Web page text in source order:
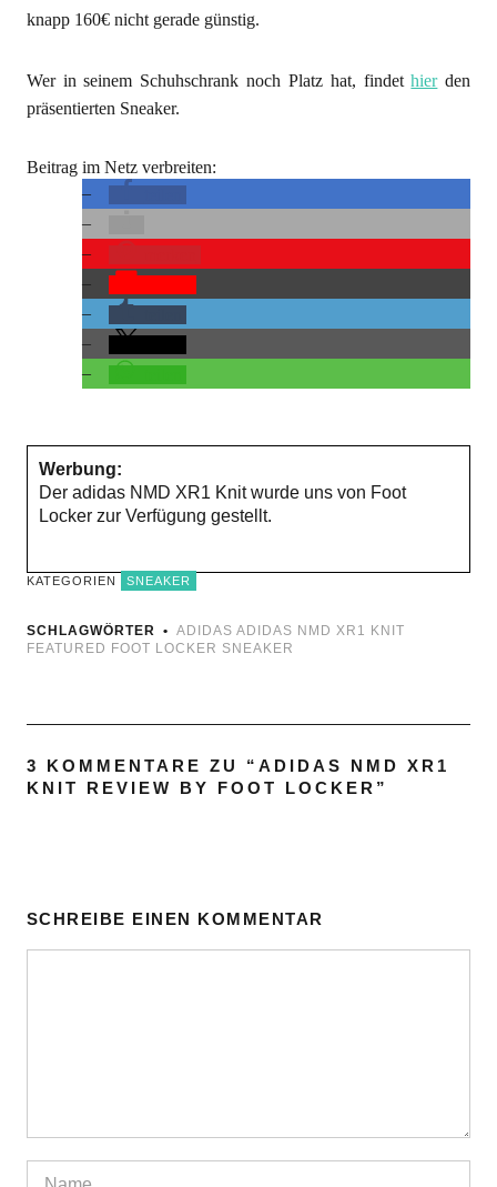
knapp 160€ nicht gerade günstig.
Wer in seinem Schuhschrank noch Platz hat, findethierden
präsentierten Sneaker.
Beitrag im Netz verbreiten:
Werbung:
Der adidas NMD XR1 Knit wurde uns von Foot
Locker zur Verfügung gestellt.
KATEGORIEN SNEAKER
SCHLAGWÖRTER ADIDAS ADIDAS NMD XR1 KNIT
FEATURED FOOT LOCKER SNEAKER
3 KOMMENTARE ZU “ ADIDAS NMD XR1
KNIT REVIEW BY FOOT LOCKER ”
SCHREIBE EINEN KOMMENTAR